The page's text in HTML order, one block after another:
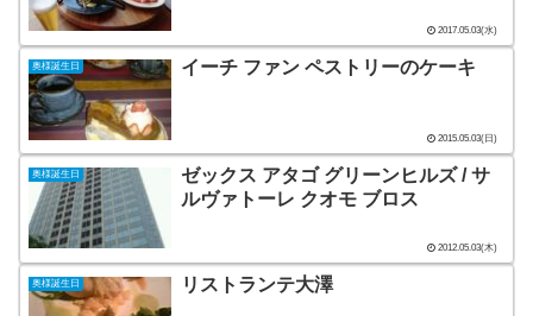
2017.05.03(水)
奥様誕生日 イーチ ファン ペストリーのケーキ
2015.05.03(日)
奥様誕生日
ゼックス アタゴ グリーンヒルズ / サ
ルヴァトーレ クオモ ブロス
2012.05.03(木)
奥様誕生日 リストランテ大澤